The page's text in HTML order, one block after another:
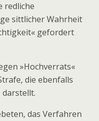
redliche
sittlicher Wahrheit
gefordert
»Hochverrats«
die ebenfalls
darstellt.
das Verfahren